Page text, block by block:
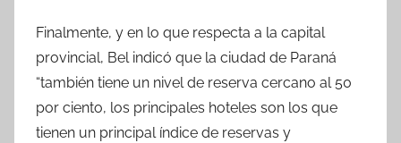
Finalmente, y en lo que respecta a la capital
provincial, Bel indicó que la ciudad de Paraná
“también tiene un nivel de reserva cercano al 50
por ciento, los principales hoteles son los que
tienen un principal índice de reservas y